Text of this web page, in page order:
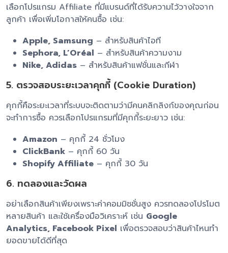
เลือกโปรแกรม Affiliate ที่มีแบรนด์ที่ได้รับความไว้วางใจจาก
ลูกค้า เพื่อเพิ่มโอกาสให้คนซื้อ เช่น:
Apple, Samsung – สำหรับสินค้าไอที
Sephora, L’Oréal – สำหรับสินค้าความงาม
Nike, Adidas – สำหรับสินค้าแฟชั่นและกีฬา
5. ตรวจสอบระยะเวลาคุกกี้ (Cookie Duration)
คุกกี้คือระยะเวลาที่ระบบจะติดตามว่ามีคนคลิกลิงก์ของคุณก่อน
จะทำการซื้อ ควรเลือกโปรแกรมที่มีคุกกี้ระยะยาว เช่น:
Amazon – คุกกี้ 24 ชั่วโมง
ClickBank – คุกกี้ 60 วัน
Shopify Affiliate – คุกกี้ 30 วัน
6. ทดลองและวัดผล
อย่าเลือกสินค้าเพียงเพราะค่าคอมมิชชั่นสูง ควรทดลองโปรโมต
หลายสินค้า และใช้เครื่องมือวิเคราะห์ เช่น Google
Analytics, Facebook Pixel เพื่อตรวจสอบว่าสินค้าไหนทำ
ยอดขายได้ดีที่สุด